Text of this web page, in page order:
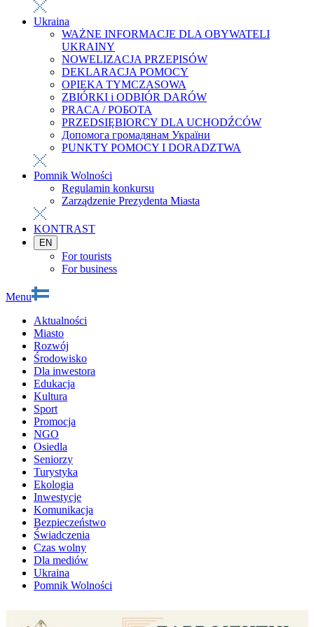
Ukraina
WAŻNE INFORMACJE DLA OBYWATELI
UKRAINY
NOWELIZACJA PRZEPISÓW
DEKLARACJA POMOCY
OPIEKA TYMCZASOWA
ZBIÓRKI i ODBIÓR DARÓW
PRACA / РОБОТА
PRZEDSIĘBIORCY DLA UCHODŹCÓW
Допомога громадянам України
PUNKTY POMOCY I DORADZTWA
Pomnik Wolności
Regulamin konkursu
Zarządzenie Prezydenta Miasta
KONTRAST
EN
For tourists
For business
Menu
Aktualności
Miasto
Rozwój
Środowisko
Dla inwestora
Edukacja
Kultura
Sport
Promocja
NGO
Osiedla
Seniorzy
Turystyka
Ekologia
Inwestycje
Komunikacja
Bezpieczeństwo
Świadczenia
Czas wolny
Dla mediów
Ukraina
Pomnik Wolności